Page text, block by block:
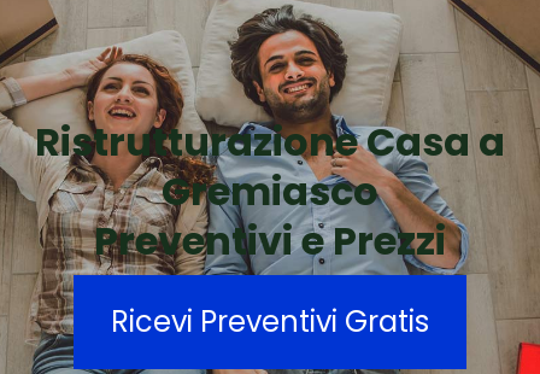
Ristrutturazione Casa a
Gremiasco
Preventivi e Prezzi
Ricevi Preventivi Gratis